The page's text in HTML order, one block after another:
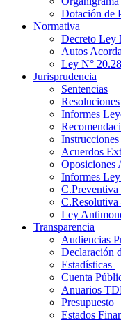
Dotación de
Normativa
Decreto Ley
Autos
Ley N°
Jurisprudencia
Sentencias
Resoluciones
Informes
Instrucciones
Acuerdos
Oposiciones
Informes
Ley
Transparencia
Audiencias
Declaración
Estadísticas
Cuenta
Anuarios
Presupuesto
Estados